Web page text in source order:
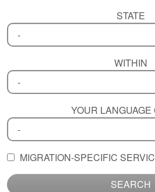
STATE
WITHIN
YOUR LANGUAGE
MIGRATION-SPECIFIC
SEARCH